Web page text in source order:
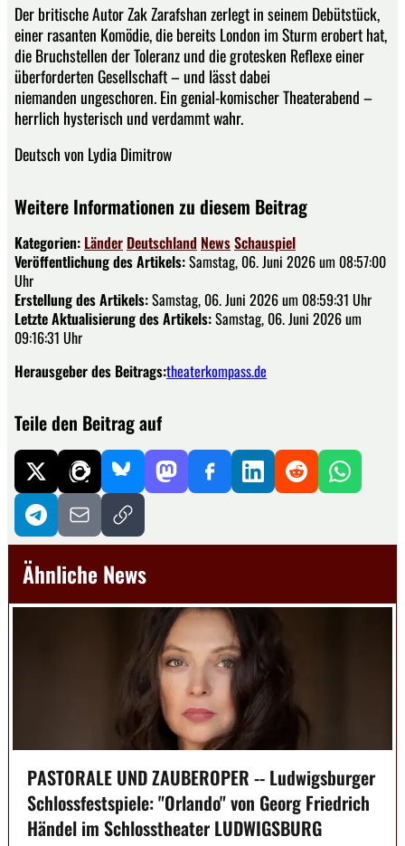
Der britische Autor Zak Zarafshan zerlegt in seinem Debütstück,
einer rasanten Komödie, die bereits London im Sturm erobert hat,
die Bruchstellen der Toleranz und die grotesken Reflexe einer
überforderten Gesellschaft – und lässt dabei
niemanden ungeschoren. Ein genial-komischer Theaterabend –
herrlich hysterisch und verdammt wahr.
Deutsch von Lydia Dimitrow
Weitere Informationen zu diesem Beitrag
Kategorien: Länder Deutschland NewsSchauspiel
Veröffentlichung des Artikels:Samstag, 06. Juni 2026 um 08:57:00
Uhr
Erstellung des Artikels:Samstag, 06. Juni 2026 um 08:59:31 Uhr
Letzte Aktualisierung des Artikels:Samstag, 06. Juni 2026 um
09:16:31 Uhr
Herausgeber des Beitrags:theaterkompass.de
Teile den Beitrag auf
Ähnliche News
PASTORALE UND ZAUBEROPER -- Ludwigsburger
Schlossfestspiele: "Orlando" von Georg Friedrich
Händel im Schlosstheater LUDWIGSBURG